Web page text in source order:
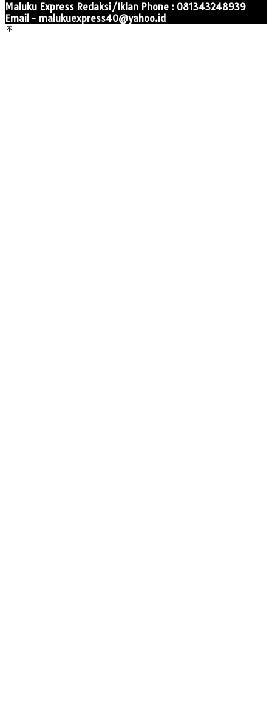
Maluku Express Redaksi/Iklan Phone : 081343248939
Email - malukuexpress40@yahoo.id